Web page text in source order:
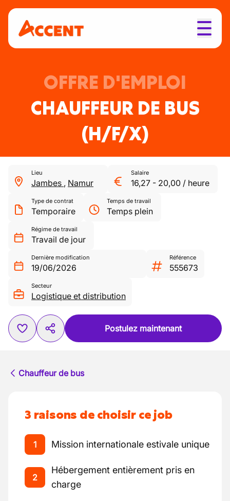
OFFRE D'EMPLOI
CHAUFFEUR DE BUS
(H/F/X)
Lieu
Jambes , Namur
Salaire
16,27 - 20,00 / heure
Type de contrat
Temporaire
Temps de travail
Temps plein
Régime de travail
Travail de jour
Dernière modification
19/06/2026
Référence
555673
Secteur
Logistique et distribution
Postulez maintenant
Chauffeur de bus
3 raisons de choisir ce job
1 Mission internationale estivale unique
2
Hébergement entièrement pris en
charge